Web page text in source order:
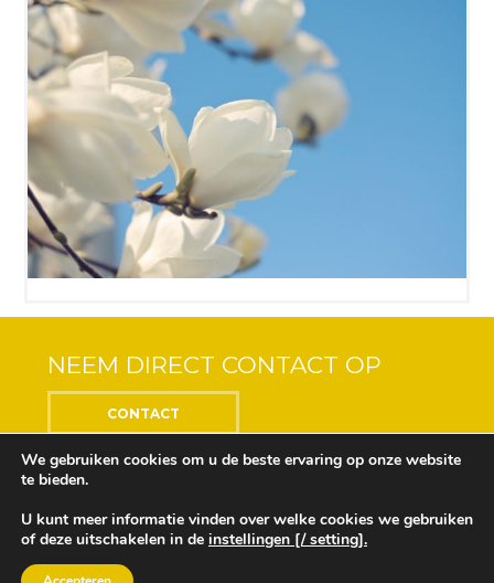
NEEM DIRECT CONTACT OP
CONTACT
Center of the Soul © 2018 Alle rechten voorbehouden
Ontwikkeling en ontwerp doorDesign Depot
We gebruiken cookies om u de beste ervaring op onze website
te bieden.
U kunt meer informatie vinden over welke cookies we gebruiken
of deze uitschakelen in de instellingen [/ setting].